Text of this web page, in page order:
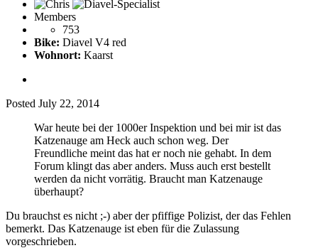
Members
753
Bike: Diavel V4 red
Wohnort: Kaarst
Posted July 22, 2014
War heute bei der 1000er Inspektion und bei mir ist das
Katzenauge am Heck auch schon weg. Der
Freundliche meint das hat er noch nie gehabt. In dem
Forum klingt das aber anders. Muss auch erst bestellt
werden da nicht vorrätig. Braucht man Katzenauge
überhaupt?
Du brauchst es nicht ;-) aber der pfiffige Polizist, der das Fehlen
bemerkt. Das Katzenauge ist eben für die Zulassung
vorgeschrieben.